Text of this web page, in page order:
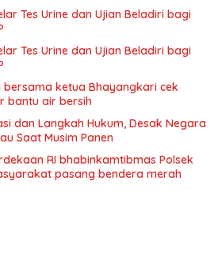
Tes Urine dan Ujian Beladiri bagi
Tes Urine dan Ujian Beladiri bagi
bersama ketua Bhayangkari cek
bantu air bersih
dan Langkah Hukum, Desak Negara
Saat Musim Panen
RI bhabinkamtibmas Polsek
pasang bendera merah